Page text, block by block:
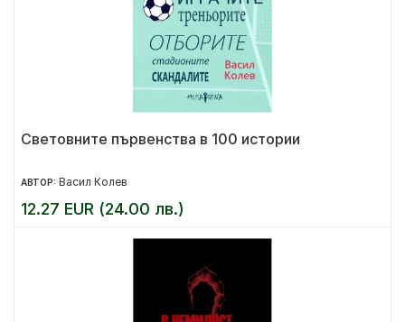
Световните първенства в 100 истории
АВТОР: Васил Колев
12.27 EUR (24.00 лв.)